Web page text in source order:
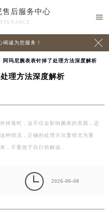
售后服务中心

竭诚为您服务！ 
阿玛尼腕表表针掉了处理方法深度解析
理方法深度解析
掉落时，这不仅会影响腕表的美观，还
种情况，正确的处理方法显得尤为重
，不要急于自行拆解或…
 2026-06-08